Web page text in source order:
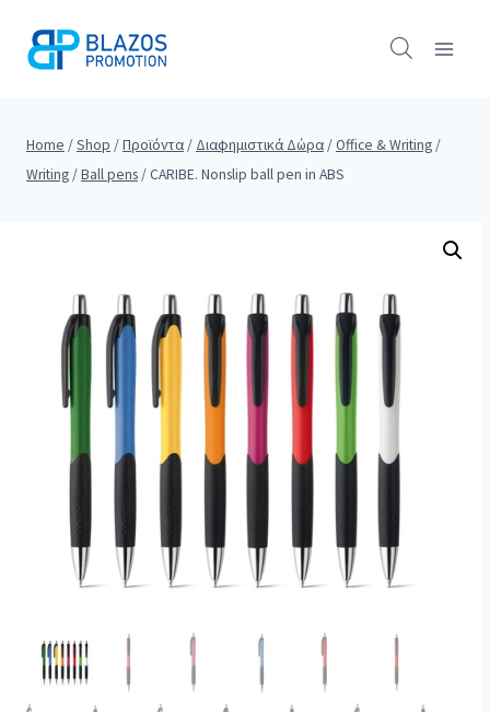
Home /Shop /Προϊόντα / Διαφημιστικά Δώρα /Office & Writing /
Writing /Ball pens /CARIBE. Nonslip ball pen in ABS